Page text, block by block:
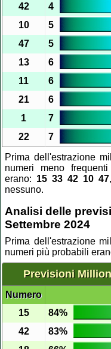
42
4
10
5
47
5
13
6
11
6
21
6
1
7
22
7
Prima dell'estrazione
numeri meno
erano: 15 33 42 10 47
nessuno.
Analisi delle
Settembre 2024
Prima dell'estrazione
numeri più probabili
Previsioni
Numero
15
84%
42
83%